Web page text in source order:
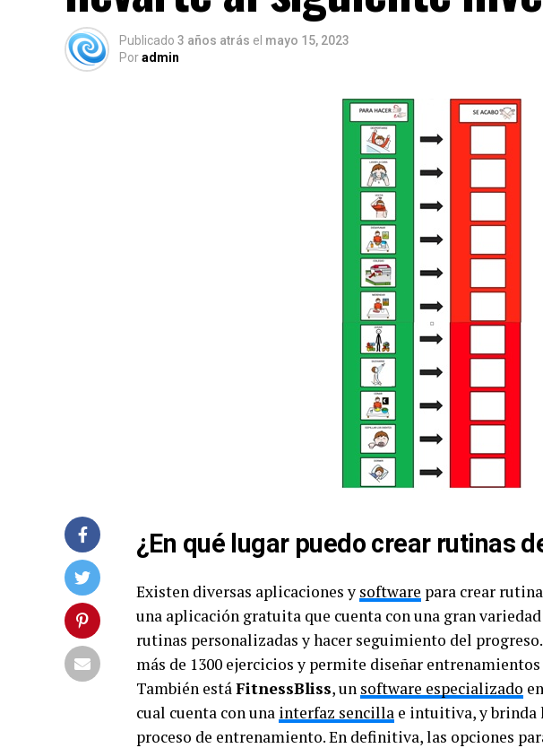
Publicado 3 años atrás el mayo 15, 2023
Poradmin
¿En qué lugar puedo crear rutinas
Existen diversas aplicaciones y software para crear
una aplicación gratuita que cuenta con una gran
rutinas personalizadas y hacer seguimiento del
más de 1300 ejercicios y permite diseñar
También estáFitnessBliss, un software especializado
cual cuenta con una interfaz sencilla e intuitiva, y brinda
proceso de entrenamiento. En definitiva, las opciones